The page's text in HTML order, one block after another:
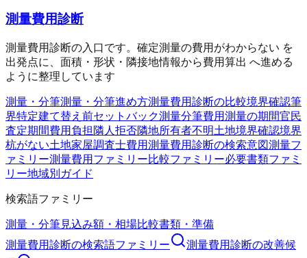
測量費用診断
測量費用診断の入口です。確定測量の費用がわからない を
出発点に、面積・形状・隣接地情報から費用算出 へ進める
ように整理しています
測量・分筆測量・分筆進め方測量費用診断の比較境界確認筆
界特定建て替え前セットバック測量分筆費用測量の期間官民
査定期間費用負担 隣人拒否隣地所有者不明土地境界確認境界
杭がない土地家屋調査士費用測量費用診断の検索意図測量フ
ァミリー測量費用ファミリー比較ファミリー必要書類ファミ
リー地域別ガイド
検索語ファミリー
測量・分筆見込み額・相場比較書類・準備
測量費用診断の検索語ファミリー 測量費用診断の改善候